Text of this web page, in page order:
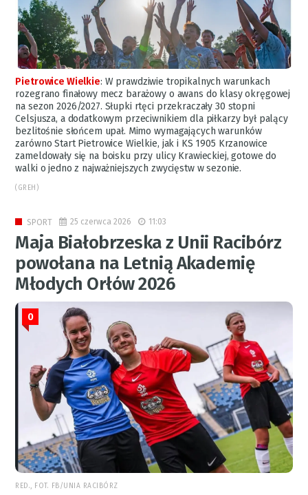
Pietrowice Wielkie: W prawdziwie tropikalnych warunkach
rozegrano finałowy mecz barażowy o awans do klasy okręgowej
na sezon 2026/2027. Słupki rtęci przekraczały 30 stopni
Celsjusza, a dodatkowym przeciwnikiem dla piłkarzy był palący
bezlitośnie słońcem upał. Mimo wymagających warunków
zarówno Start Pietrowice Wielkie, jak i KS 1905 Krzanowice
zameldowały się na boisku przy ulicy Krawieckiej, gotowe do
walki o jedno z najważniejszych zwycięstw w sezonie.
(GREH)
SPORT 25 czerwca 2026 11:03
Maja Białobrzeska z Unii Racibórz
powołana na Letnią Akademię
Młodych Orłów 2026
0
RED., FOT. FB/UNIA RACIBÓRZ